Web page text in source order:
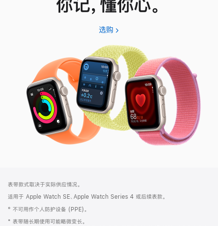
你记，懂你心。
选购 Apple
SE
3
页
页
脚
注
表带款式取决于实际供应情况。
适用于 Apple Watch SE、Apple Watch Series 4 或后续表款。
° 不可用作个人防护设备 (PPE)。
* 表带随长期使用可能略微变长。